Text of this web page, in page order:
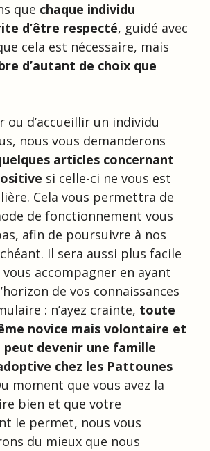
que chaque individu
d’être respecté, guidé avec
cela est nécessaire, mais
d’autant de choix que
ou d’accueillir un individu
nous vous demanderons
articles concernant
si celle-ci ne vous est
Cela vous permettra de
de fonctionnement vous
afin de poursuivre à nos
Il sera aussi plus facile
accompagner en ayant
de vos connaissances
: n’ayez crainte, toute
novice mais volontaire et
devenir une famille
chez les Pattounes
moment que vous avez la
bien et que votre
le permet, nous vous
du mieux que nous